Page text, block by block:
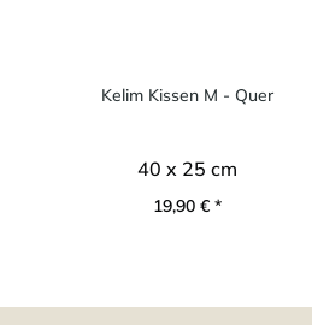
Kelim Kissen M - Quer
40 x 25 cm
19,90 € *